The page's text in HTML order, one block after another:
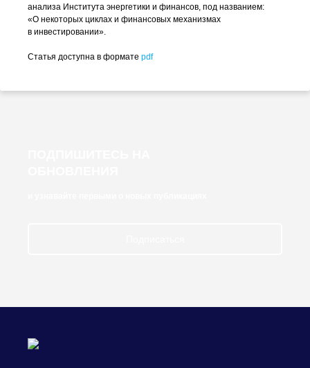
анализа Института энергетики и финансов, под названием:
«О некоторых циклах и финансовых механизмах
в инвестировании».
Статья доступна в формате pdf